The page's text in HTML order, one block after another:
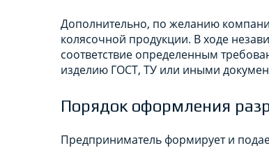
Дополнительно, по желанию
колясочной продукции. В ходе
соответствие определенным
изделию ГОСТ, ТУ или иными
Порядок оформления
Предприниматель формирует и